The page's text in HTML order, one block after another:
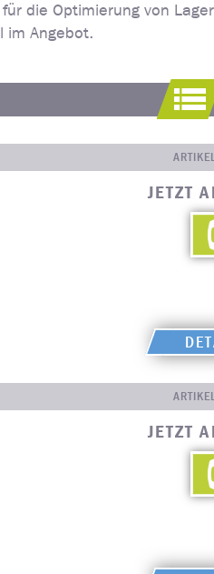
die Optimierung von
im Angebot.
JETZT
JETZT